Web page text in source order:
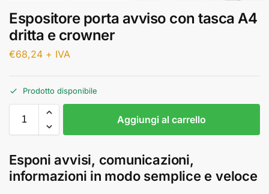
Espositore porta avviso con tasca A4
dritta e crowner
€68,24 + IVA
Prodotto disponibile
Aggiungi al carrello
Esponi avvisi, comunicazioni,
informazioni in modo semplice e veloce